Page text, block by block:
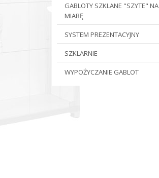
GABLOTY SZKLANE "SZYTE" NA
MIARĘ
SYSTEM PREZENTACYJNY
SZKLARNIE
WYPOŻYCZANIE GABLOT